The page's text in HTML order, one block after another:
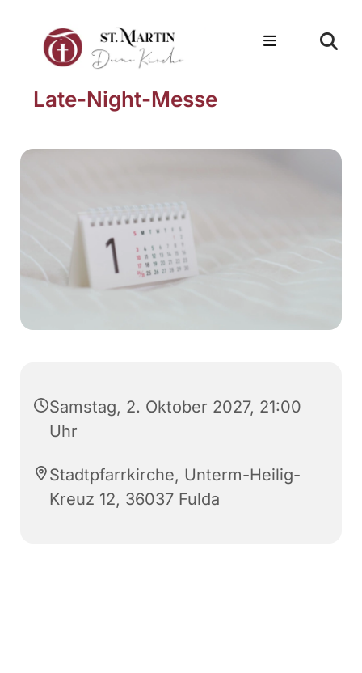
Late-Night-Messe
Samstag, 2. Oktober 2027, 21:00
Uhr
Stadtpfarrkirche, Unterm-Heilig-
Kreuz 12, 36037 Fulda